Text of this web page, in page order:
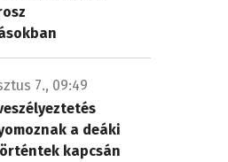
7., 09:49
a deáki
kapcsán